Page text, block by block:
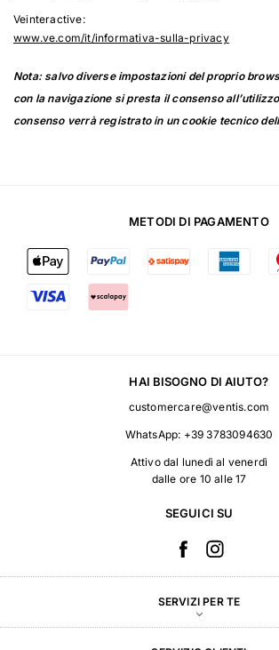
Veinteractive:
www.ve.com/it/informativa-sulla-privacy
Nota: salvo diverse impostazioni del proprio
con la navigazione si presta il consenso
consenso verrà registrato in un cookie tecnico
METODI DI PAGAMENTO
HAI BISOGNO DI AIUTO?
customercare@ventis.com
WhatsApp: +39 3783094630
Attivo dal lunedì al venerdì
dalle ore 10 alle 17
SEGUICI SU
SERVIZI PER TE